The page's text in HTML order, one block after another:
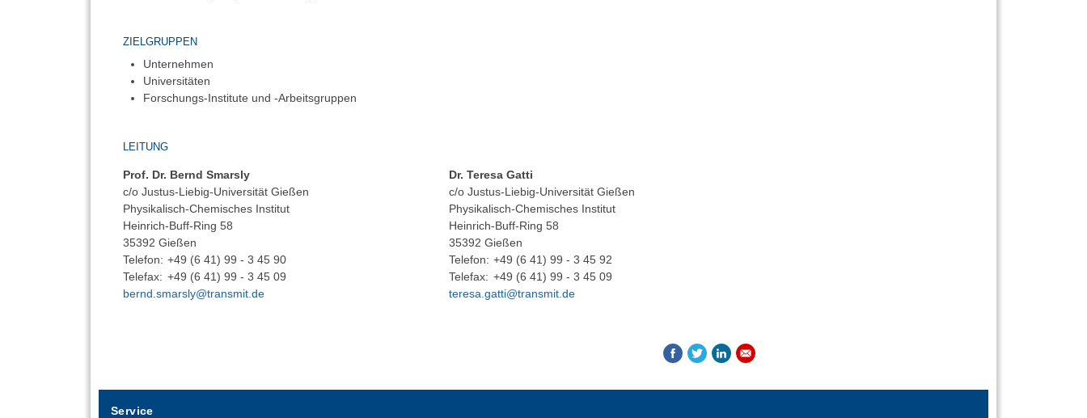
ZIELGRUPPEN
Unternehmen
Universitäten
Forschungs-Institute und -Arbeitsgruppen
LEITUNG
Prof. Dr. Bernd Smarsly
c/o Justus-Liebig-Universität Gießen
Physikalisch-Chemisches Institut
Heinrich-Buff-Ring 58
35392 Gießen
Telefon: +49 (6 41) 99 - 3 45 90
Telefax: +49 (6 41) 99 - 3 45 09
bernd.smarsly@transmit.de
Dr. Teresa Gatti
c/o Justus-Liebig-Universität Gießen
Physikalisch-Chemisches Institut
Heinrich-Buff-Ring 58
35392 Gießen
Telefon: +49 (6 41) 99 - 3 45 92
Telefax: +49 (6 41) 99 - 3 45 09
teresa.gatti@transmit.de
Service